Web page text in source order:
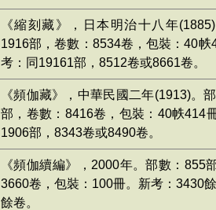
《縮刻藏》，日本明治十八年
1916部，卷數：8534卷，包裝：40帙
考：同19161部，8512卷或8661卷。
《頻伽藏》，中華民國二年(1913)。
部，卷數：8416卷，包裝：40帙414
1906部，8343卷或8490卷。
《頻伽續編》，2000年。部數：855
3660卷，包裝：100冊。新考：3430
餘卷。